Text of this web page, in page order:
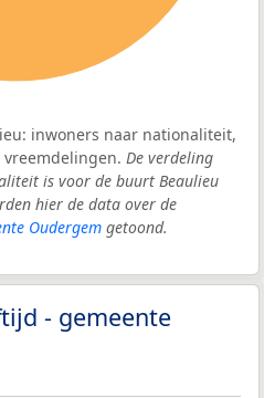
inwoners naar nationaliteit,
De verdeling
is voor de buurt Beaulieu
hier de data over de
Oudergem getoond.
- gemeente